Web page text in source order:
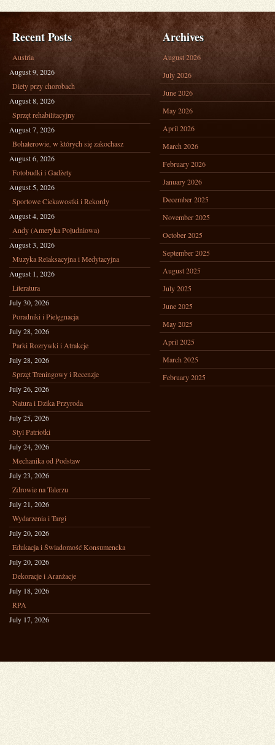
Recent Posts
Austria
August 9, 2026
Diety przy chorobach
August 8, 2026
Sprzęt rehabilitacyjny
August 7, 2026
Bohaterowie, w których się zakochasz
August 6, 2026
Fotobudki i Gadżety
August 5, 2026
Sportowe Ciekawostki i Rekordy
August 4, 2026
Andy (Ameryka Południowa)
August 3, 2026
Muzyka Relaksacyjna i Medytacyjna
August 1, 2026
Literatura
July 30, 2026
Poradniki i Pielęgnacja
July 28, 2026
Parki Rozrywki i Atrakcje
July 28, 2026
Sprzęt Treningowy i Recenzje
July 26, 2026
Natura i Dzika Przyroda
July 25, 2026
Styl Patriotki
July 24, 2026
Mechanika od Podstaw
July 23, 2026
Zdrowie na Talerzu
July 21, 2026
Wydarzenia i Targi
July 20, 2026
Edukacja i Świadomość Konsumencka
July 20, 2026
Dekoracje i Aranżacje
July 18, 2026
RPA
July 17, 2026
Archives
August 2026
July 2026
June 2026
May 2026
April 2026
March 2026
February 2026
January 2026
December 2025
November 2025
October 2025
September 2025
August 2025
July 2025
June 2025
May 2025
April 2025
March 2025
February 2025